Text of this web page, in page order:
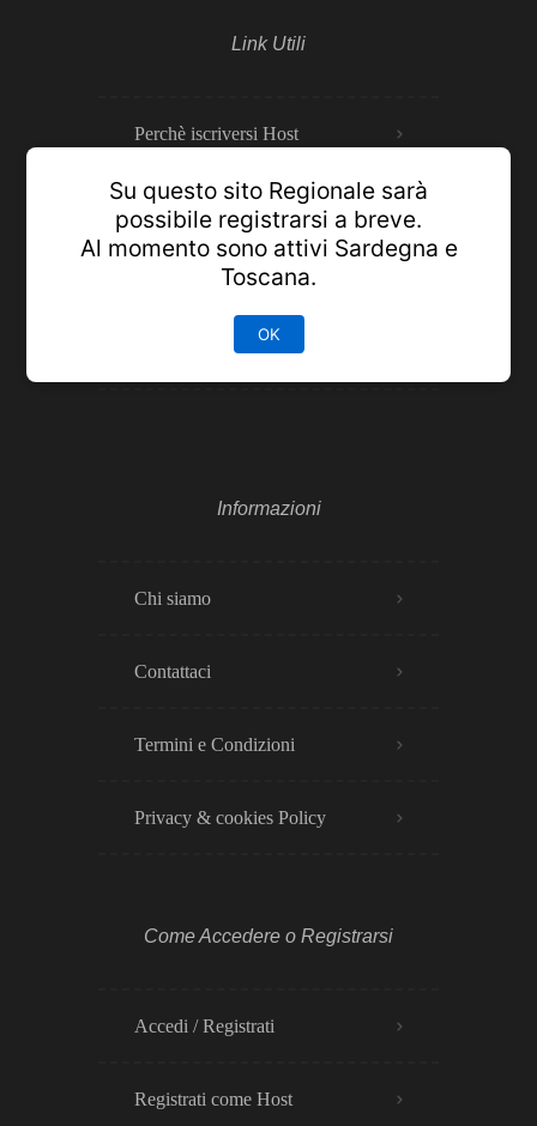
Link Utili
Perchè iscriversi Host
Prenotazioni Sicure
Pannello annunci
Luoghi da visitare
Informazioni
Chi siamo
Contattaci
Termini e Condizioni
Privacy & cookies Policy​
Come Accedere o Registrarsi
Accedi / Registrati
Registrati come Host
Su questo sito Regionale sarà
possibile registrarsi a breve.
Al momento sono attivi Sardegna e
Toscana.
OK